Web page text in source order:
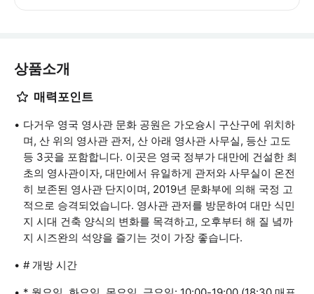
상품소개
매력포인트
다거우 영국 영사관 문화 공원은 가오슝시 구산구에 위치하
며, 산 위의 영사관 관저, 산 아래 영사관 사무실, 등산 고도
등 3곳을 포함합니다. 이곳은 영국 정부가 대만에 건설한 최
초의 영사관이자, 대만에서 유일하게 관저와 사무실이 온전
히 보존된 영사관 단지이며, 2019년 문화부에 의해 국정 고
적으로 승격되었습니다. 영사관 관저를 방문하여 대만 식민
지 시대 건축 양식의 변화를 목격하고, 오후부터 해 질 녘까
지 시즈완의 석양을 즐기는 것이 가장 좋습니다.
# 개방 시간